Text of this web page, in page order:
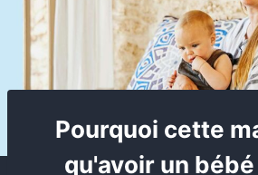
Pourquoi cette
qu'avoir un